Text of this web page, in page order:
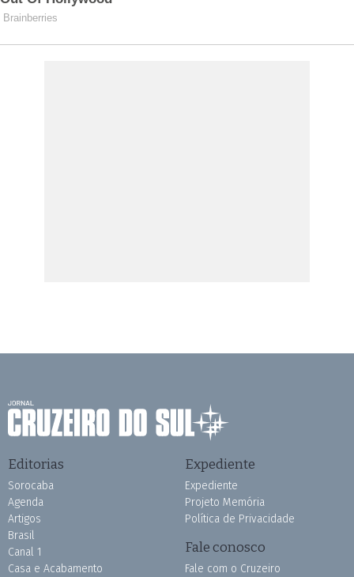
Editorias
Sorocaba
Agenda
Artigos
Brasil
Canal 1
Casa e Acabamento
Expediente
Expediente
Projeto Memória
Política de Privacidade
Fale conosco
Fale com o Cruzeiro